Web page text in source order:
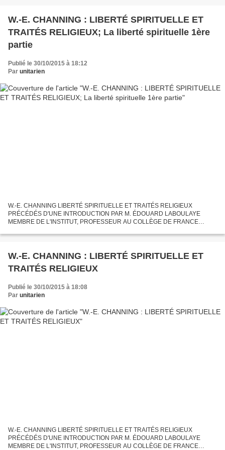
W.-E. CHANNING : LIBERTÉ SPIRITUELLE ET
TRAITÉS RELIGIEUX; La liberté spirituelle 1ère
partie
Publié le 30/10/2015 à 18:12
Par unitarien
W.-E. CHANNING LIBERTÉ SPIRITUELLE ET TRAITÉS RELIGIEUX
PRÉCÉDÉS D'UNE INTRODUCTION PAR M. ÉDOUARD LABOULAYE
MEMBRE DE L'INSTITUT, PROFESSEUR AU COLLÈGE DE FRANCE
ÉDITEUR 28, Quai De L'école ; 1866...
W.-E. CHANNING : LIBERTÉ SPIRITUELLE ET
TRAITÉS RELIGIEUX
Publié le 30/10/2015 à 18:08
Par unitarien
W.-E. CHANNING LIBERTÉ SPIRITUELLE ET TRAITÉS RELIGIEUX
PRÉCÉDÉS D'UNE INTRODUCTION PAR M. ÉDOUARD LABOULAYE
MEMBRE DE L'INSTITUT, PROFESSEUR AU COLLÈGE DE FRANCE